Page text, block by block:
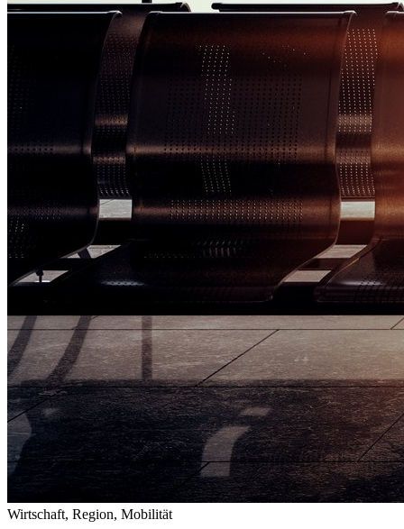
Wirtschaft, Region, Mobilität